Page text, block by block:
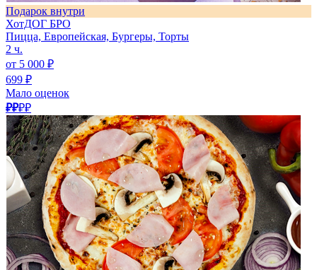
Подарок внутри
ХотДОГ БРО
Пицца, Европейская, Бургеры, Торты
2 ч.
от 5 000 ₽
699 ₽
Мало оценок
₽₽₽₽